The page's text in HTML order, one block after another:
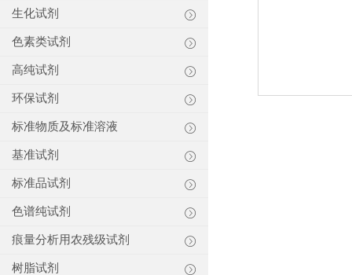
生化试剂
色素类试剂
高纯试剂
环保试剂
标准物质及标准溶液
基准试剂
标准品试剂
色谱纯试剂
痕量分析用农残级试剂
树脂试剂